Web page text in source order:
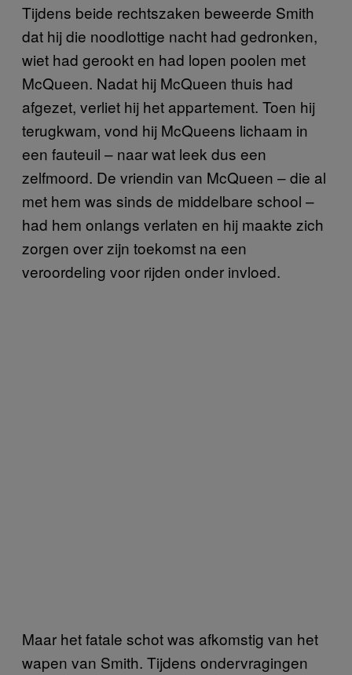
Tijdens beide rechtszaken beweerde Smith
dat hij die noodlottige nacht had gedronken,
wiet had gerookt en had lopen poolen met
McQueen. Nadat hij McQueen thuis had
afgezet, verliet hij het appartement. Toen hij
terugkwam, vond hij McQueens lichaam in
een fauteuil – naar wat leek dus een
zelfmoord. De vriendin van McQueen – die al
met hem was sinds de middelbare school –
had hem onlangs verlaten en hij maakte zich
zorgen over zijn toekomst na een
veroordeling voor rijden onder invloed.
Maar het fatale schot was afkomstig van het
wapen van Smith. Tijdens ondervragingen